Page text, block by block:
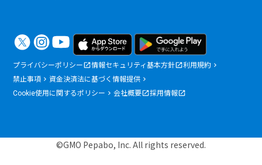
プライバシーポリシー 情報セキュリティ基本方針
利用規約
禁止事項
資金決済法に基づく情報提供
Cookie使用に関するポリシー
会社概要 採用情報
©GMO Pepabo, Inc. All rights reserved.